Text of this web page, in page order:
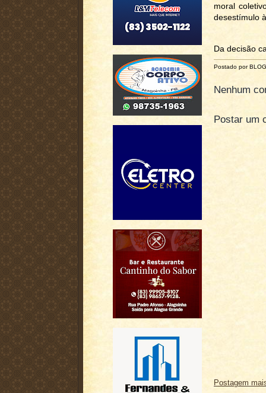
moral
desestímulo
Da decisão
Postado por
Nenhum
Postar um
Postagem